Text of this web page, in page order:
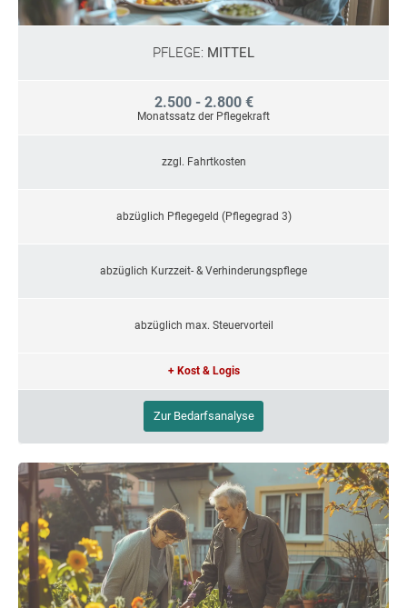
PFLEGE: MITTEL
2.500 - 2.800 €
Monatssatz der Pflegekraft
zzgl. Fahrtkosten
abzüglich Pflegegeld (Pflegegrad 3)
abzüglich Kurzzeit- & Verhinderungspflege
abzüglich max. Steuervorteil
+ Kost & Logis
Zur Bedarfsanalyse